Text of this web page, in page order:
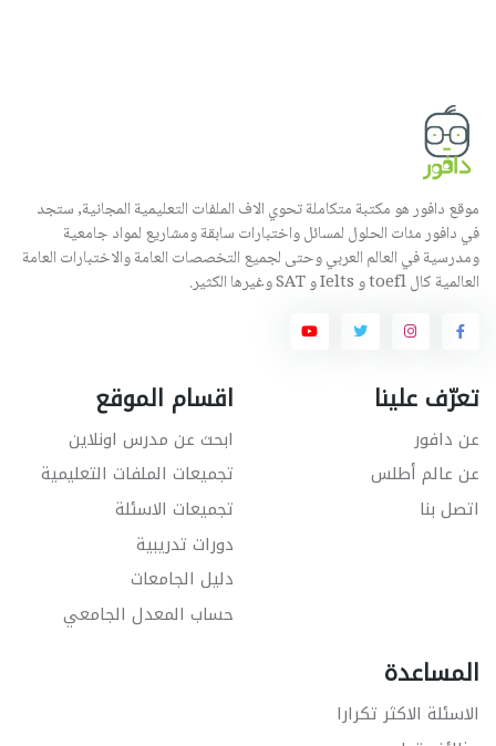
موقع دافور هو مكتبة متكاملة تحوي الاف الملفات التعليمية المجانية, ستجد
في دافور مئات الحلول لمسائل واختبارات سابقة ومشاريع لمواد جامعية
ومدرسية في العالم العربي وحتى لجميع التخصصات العامة والاختبارات العامة
العالمية كال toefl و Ielts و SAT وغيرها الكثير.
تعرّف علينا
عن دافور
عن عالم أطلس
اتصل بنا
اقسام الموقع
ابحث عن مدرس اونلاين
تجميعات الملفات التعليمية
تجميعات الاسئلة
دورات تدريبية
دليل الجامعات
حساب المعدل الجامعي
المساعدة
الاسئلة الاكثر تكرارا